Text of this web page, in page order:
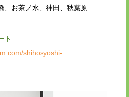
、お茶ノ水、神田、秋葉原
ト
shihosyoshi-